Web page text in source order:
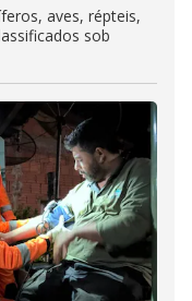
aves, répteis,
sob